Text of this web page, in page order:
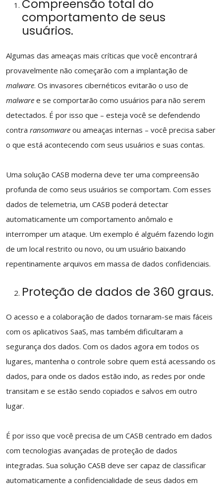
Compreensão total do
comportamento de seus
usuários.
Algumas das ameaças mais críticas que você encontrará
provavelmente não começarão com a implantação de
malware. Os invasores cibernéticos evitarão o uso de
malware e se comportarão como usuários para não serem
detectados. É por isso que – esteja você se defendendo
contra ransomware ou ameaças internas – você precisa saber
o que está acontecendo com seus usuários e suas contas.
Uma solução CASB moderna deve ter uma compreensão
profunda de como seus usuários se comportam. Com esses
dados de telemetria, um CASB poderá detectar
automaticamente um comportamento anômalo e
interromper um ataque. Um exemplo é alguém fazendo login
de um local restrito ou novo, ou um usuário baixando
repentinamente arquivos em massa de dados confidenciais.
Proteção de dados de 360 graus.
O acesso e a colaboração de dados tornaram-se mais fáceis
com os aplicativos SaaS, mas também dificultaram a
segurança dos dados. Com os dados agora em todos os
lugares, mantenha o controle sobre quem está acessando os
dados, para onde os dados estão indo, as redes por onde
transitam e se estão sendo copiados e salvos em outro
lugar.
É por isso que você precisa de um CASB centrado em dados
com tecnologias avançadas de proteção de dados
integradas. Sua solução CASB deve ser capaz de classificar
automaticamente a confidencialidade de seus dados em